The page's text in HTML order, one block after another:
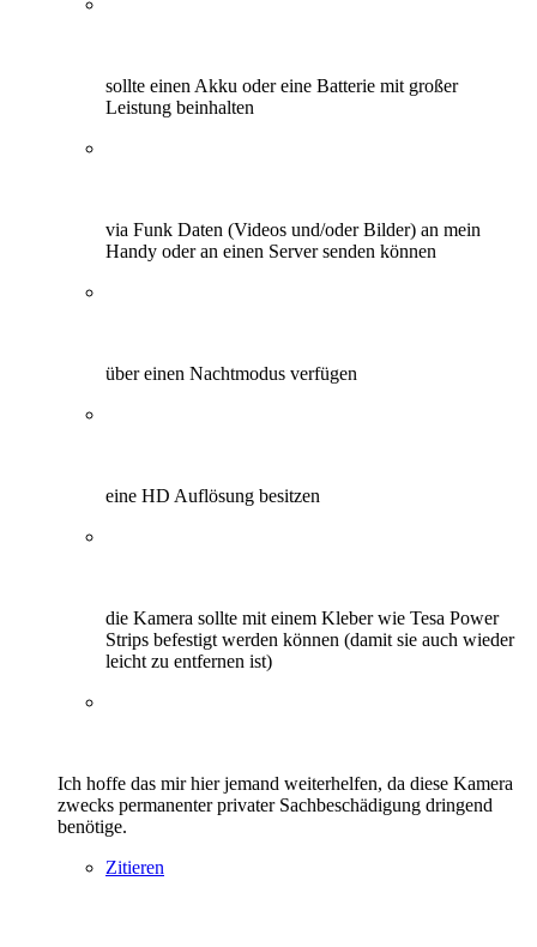
sollte einen Akku oder eine Batterie mit großer
Leistung beinhalten
via Funk Daten (Videos und/oder Bilder) an mein
Handy oder an einen Server senden können
über einen Nachtmodus verfügen
eine HD Auflösung besitzen
die Kamera sollte mit einem Kleber wie Tesa Power
Strips befestigt werden können (damit sie auch wieder
leicht zu entfernen ist)
Ich hoffe das mir hier jemand weiterhelfen, da diese Kamera
zwecks permanenter privater Sachbeschädigung dringend
benötige.
Zitieren